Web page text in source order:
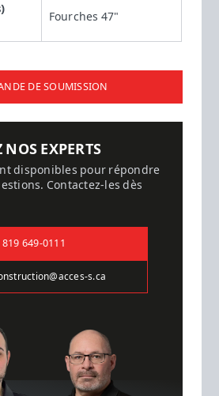
Fourches 47"
DE SOUMISSION
NOS EXPERTS
disponibles pour répondre
Contactez-les dès
819 649-0111
s.ca